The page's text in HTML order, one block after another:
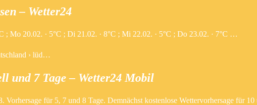
– Wetter24
; Mo 20.02. · 5°C ; Di 21.02. · 8°C ; Mi 22.02. · 5°C ; Do 23.02. · 7°C …
› lüd…
und 7 Tage – Wetter24 Mobil
Vorhersage für 5, 7 und 8 Tage. Demnächst kostenlose Wettervorhersage für 10